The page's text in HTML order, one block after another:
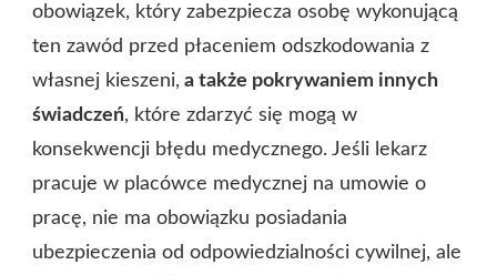
obowiązek, który zabezpiecza osobę wykonującą
ten zawód przed płaceniem odszkodowania z
własnej kieszeni, a także pokrywaniem innych
świadczeń, które zdarzyć się mogą w
konsekwencji błędu medycznego. Jeśli lekarz
pracuje w placówce medycznej na umowie o
pracę, nie ma obowiązku posiadania
ubezpieczenia od odpowiedzialności cywilnej, ale